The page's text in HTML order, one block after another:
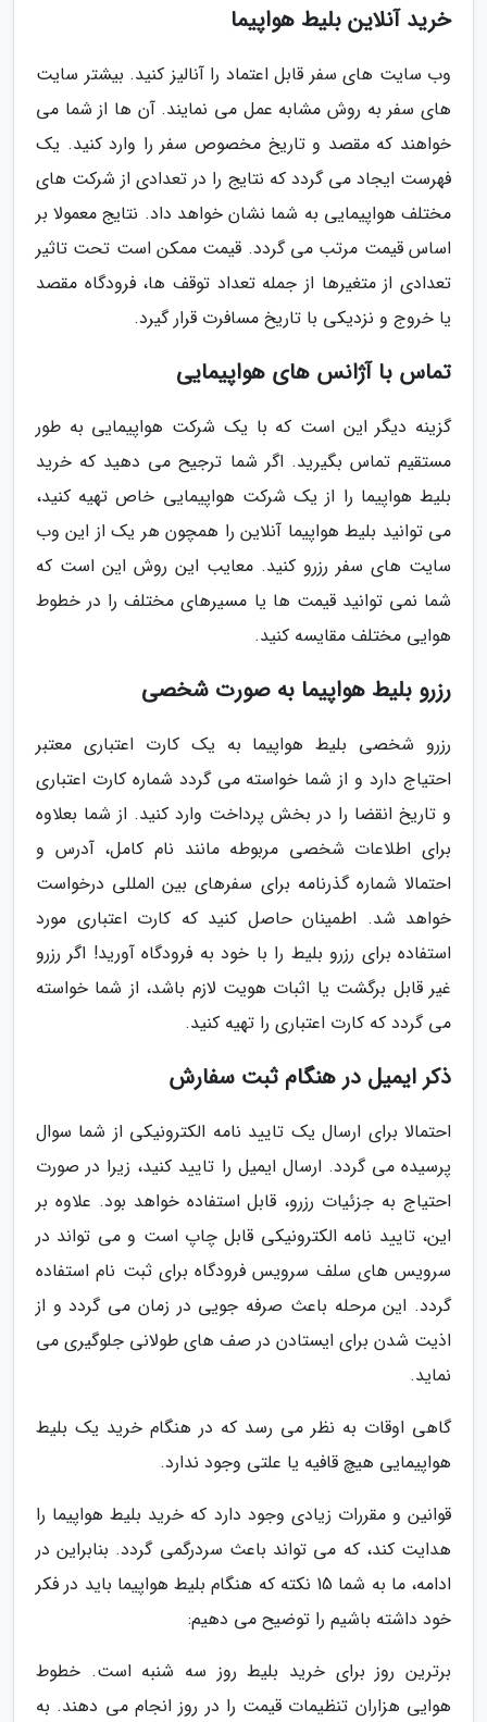
خرید آنلاین بلیط هواپیما
وب سایت های سفر قابل اعتماد را آنالیز کنید. بیشتر سایت
های سفر به روش مشابه عمل می نمایند. آن ها از شما می
خواهند که مقصد و تاریخ مخصوص سفر را وارد کنید. یک
فهرست ایجاد می گردد که نتایج را در تعدادی از شرکت های
مختلف هواپیمایی به شما نشان خواهد داد. نتایج معمولا بر
اساس قیمت مرتب می گردد. قیمت ممکن است تحت تاثیر
تعدادی از متغیرها از جمله تعداد توقف ها، فرودگاه مقصد
یا خروج و نزدیکی با تاریخ مسافرت قرار گیرد.
تماس با آژانس های هواپیمایی
گزینه دیگر این است که با یک شرکت هواپیمایی به طور
مستقیم تماس بگیرید. اگر شما ترجیح می دهید که خرید
بلیط هواپیما را از یک شرکت هواپیمایی خاص تهیه کنید،
می توانید بلیط هواپیما آنلاین را همچون هر یک از این وب
سایت های سفر رزرو کنید. معایب این روش این است که
شما نمی توانید قیمت ها یا مسیرهای مختلف را در خطوط
هوایی مختلف مقایسه کنید.
رزرو بلیط هواپیما به صورت شخصی
رزرو شخصی بلیط هواپیما به یک کارت اعتباری معتبر
احتیاج دارد و از شما خواسته می گردد شماره کارت اعتباری
و تاریخ انقضا را در بخش پرداخت وارد کنید. از شما بعلاوه
برای اطلاعات شخصی مربوطه مانند نام کامل، آدرس و
احتمالا شماره گذرنامه برای سفرهای بین المللی درخواست
خواهد شد. اطمینان حاصل کنید که کارت اعتباری مورد
استفاده برای رزرو بلیط را با خود به فرودگاه آورید! اگر رزرو
غیر قابل برگشت یا اثبات هویت لازم باشد، از شما خواسته
می گردد که کارت اعتباری را تهیه کنید.
ذکر ایمیل در هنگام ثبت سفارش
احتمالا برای ارسال یک تایید نامه الکترونیکی از شما سوال
پرسیده می گردد. ارسال ایمیل را تایید کنید، زیرا در صورت
احتیاج به جزئیات رزرو، قابل استفاده خواهد بود. علاوه بر
این، تایید نامه الکترونیکی قابل چاپ است و می تواند در
سرویس های سلف سرویس فرودگاه برای ثبت نام استفاده
گردد. این مرحله باعث صرفه جویی در زمان می گردد و از
اذیت شدن برای ایستادن در صف های طولانی جلوگیری می
نماید.
گاهی اوقات به نظر می رسد که در هنگام خرید یک بلیط
هواپیمایی هیچ قافیه یا علتی وجود ندارد.
قوانین و مقررات زیادی وجود دارد که خرید بلیط هواپیما را
هدایت کند، که می تواند باعث سردرگمی گردد. بنابراین در
ادامه، ما به شما 15 نکته که هنگام بلیط هواپیما باید در فکر
خود داشته باشیم را توضیح می دهیم:
برترین روز برای خرید بلیط روز سه شنبه است. خطوط
هوایی هزاران تنظیمات قیمت را در روز انجام می دهند. به